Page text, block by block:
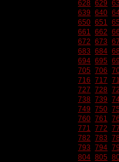
628 629
639 640
650 651
661 662
672 673
683 684
694 695
705 706
716 717
727 728
738 739
749 750
760 761
771 772
782 783
793 794
804 805